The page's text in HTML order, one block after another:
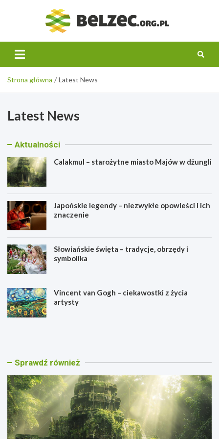
Strona główna Latest News
Latest News
Aktualności
Calakmul – starożytne miasto Majów w dżungli
Japońskie legendy – niezwykłe opowieści i ich
znaczenie
Słowiańskie święta – tradycje, obrzędy i
symbolika
Vincent van Gogh – ciekawostki z życia
artysty
C
m
l
–
s
t
a
r
o
J
s
i
e
l
e
g
e
n
Sprawdź również